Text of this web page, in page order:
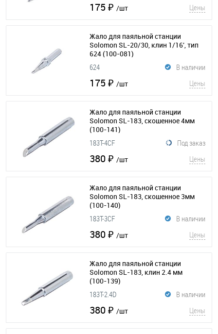
175 ₽ /шт Цены
Жало для паяльной станции
Solomon SL-20/30, клин 1/16', тип
624 (100-081)
В наличии
624
175 ₽ /шт Цены
Жало для паяльной станции
Solomon SL-183, скошенное 4мм
(100-141)
Под заказ
183T-4CF
380 ₽ /шт Цены
Жало для паяльной станции
Solomon SL-183, скошенное 3мм
(100-140)
В наличии
183T-3CF
380 ₽ /шт Цены
Жало для паяльной станции
Solomon SL-183, клин 2.4 мм
(100-139)
В наличии
183T-2.4D
380 ₽ /шт Цены